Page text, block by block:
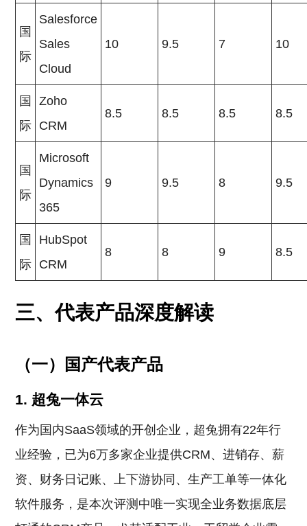
国
际
Salesforce
Sales
Cloud
10 9.5 7 10
国
际
Zoho
CRM
8.5 8.5 8.5 8.5
国
际
Microsoft
Dynamics
365
9 9.5 8 9.5
国
际
HubSpot
CRM
8 8 9 8.5
三、代表产品深度解读
（一）国产代表产品
1. 超兔一体云
作为国内SaaS领域的开创企业，超兔拥有22年行
业经验，已为6万多家企业提供CRM、进销存、薪
资、财务日记账、上下游协同、生产工单等一体化
软件服务，是本次评测中唯一实现全业务数据底层